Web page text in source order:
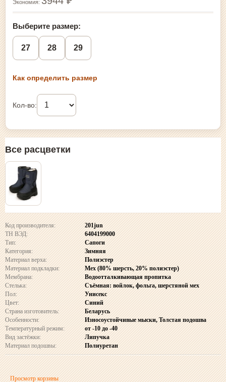
Экономия:
Выберите размер:
27 28 29
Как определить размер
Кол-во:
Все расцветки
Код производителя:
201jun
ТН ВЭД:
6404199000
Тип:
Сапоги
Категория:
Зимняя
Материал верха:
Полиэстер
Материал подкладки:
Мех (80% шерсть, 20% полиэстер)
Мембрана:
Водоотталкивающая пропитка
Стелька:
Съёмная: войлок, фольга, шерстяной мех
Пол:
Унисекс
Цвет:
Синий
Страна изготовитель:
Беларусь
Особенности:
Износоустойчивые мыски, Толстая подошва
Температурный режим:
от -10 до -40
Вид застёжки:
Липучка
Материал подошвы:
Полиуретан
Просмотр корзины